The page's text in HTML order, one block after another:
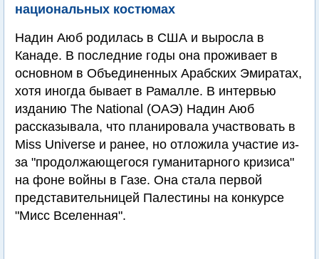
национальных костюмах
Надин Аюб родилась в США и выросла в
Канаде. В последние годы она проживает в
основном в Объединенных Арабских Эмиратах,
хотя иногда бывает в Рамалле. В интервью
изданию The National (ОАЭ) Надин Аюб
рассказывала, что планировала участвовать в
Miss Universe и ранее, но отложила участие из-
за "продолжающегося гуманитарного кризиса"
на фоне войны в Газе. Она стала первой
представительницей Палестины на конкурсе
"Мисс Вселенная".